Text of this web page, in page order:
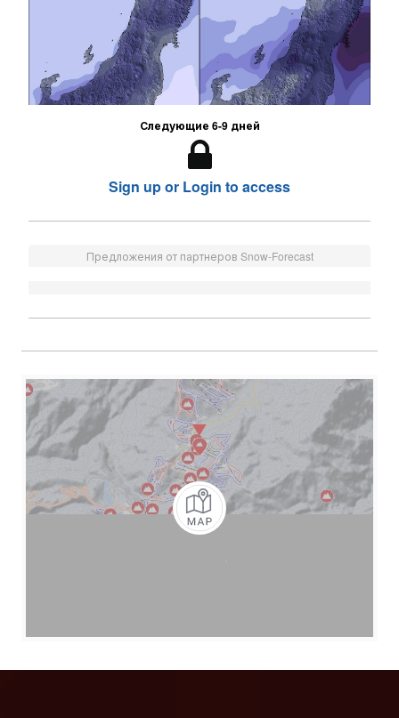
Следующие 6-9 дней
Sign up or Login to access
Предложения от партнеров Snow-Forecast